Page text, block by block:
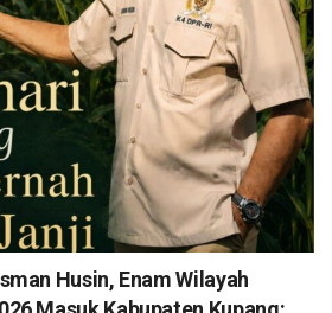
Husin, Enam Wilayah